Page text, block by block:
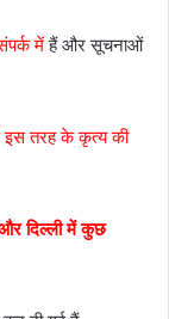
मेंहैं और सूचनाओं
इस तरह के कृत्य की
और दिल्ली में कुछ